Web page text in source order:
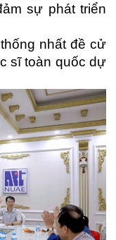
sự phát triển
nhất đề cử
sĩ toàn quốc dự